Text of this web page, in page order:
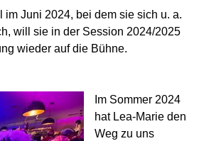
im Juni 2024, bei dem sie sich u. a.
will sie in der Session 2024/2025
wieder auf die Bühne.
Im Sommer 2024
hat Lea-Marie den
Weg zu uns